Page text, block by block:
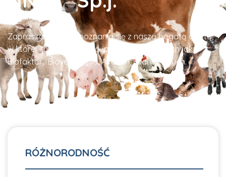
Zapraszamy do zapoznania się z naszą bogatą ofertą,
w której znajdą Państwo produkty firm takich jak:
Biofaktor, Bioveta, Syva, Alfasan, Evans i innych.
RÓŻNORODNOŚĆ